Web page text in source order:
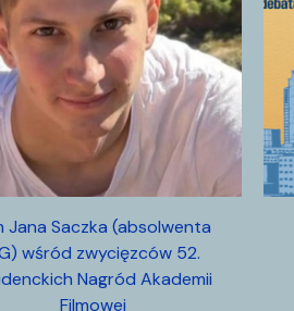
Jana Saczka (absolwenta
wśród zwycięzców 52.
Nagród Akademii
Filmowej